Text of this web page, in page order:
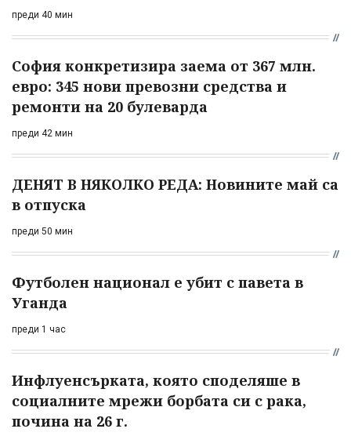
преди 40 мин
София конкретизира заема от 367 млн.
евро: 345 нови превозни средства и
ремонти на 20 булеварда
преди 42 мин
ДЕНЯТ В НЯКОЛКО РЕДА: Новините май са
в отпуска
преди 50 мин
Футболен национал е убит с павета в
Уганда
преди 1 час
Инфлуенсърката, която споделяше в
социалните мрежи борбата си с рака,
почина на 26 г.